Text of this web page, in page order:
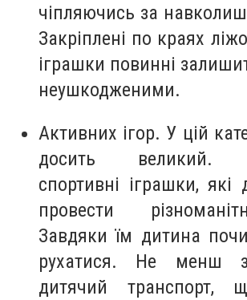
чіпляючись за
Закріплені по краях
іграшки повинні
неушкодженими.
Активних ігор. У цій
досить великий.
спортивні іграшки, які
провести
Завдяки їм дитина
рухатися. Не менш
дитячий транспорт,